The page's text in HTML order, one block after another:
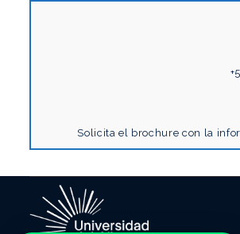
Solicita el brochure con la